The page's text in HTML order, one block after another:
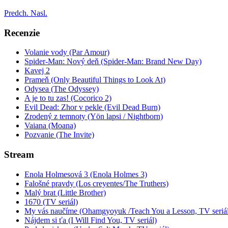
Predch. Nasl.
Recenzie
Volanie vody (Par Amour)
Spider-Man: Nový deň (Spider-Man: Brand New Day)
Kavej 2
Prameň (Only Beautiful Things to Look At)
Odysea (The Odyssey)
A je to tu zas! (Cocorico 2)
Evil Dead: Zhor v pekle (Evil Dead Burn)
Zrodený z temnoty (Yön lapsi / Nightborn)
Vaiana (Moana)
Pozvanie (The Invite)
Stream
Enola Holmesová 3 (Enola Holmes 3)
Falošné pravdy (Los creyentes/The Truthers)
Malý brat (Little Brother)
1670 (TV seriál)
My vás naučíme (Ohamgyoyuk /Teach You a Lesson, TV
Nájdem si ťa (I Will Find You, TV seriál)